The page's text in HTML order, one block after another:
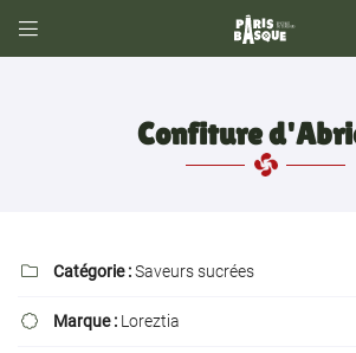

34, Rue Escudier
Confiture
 Catégorie :Saveurs sucrées
 Marque : Loreztia